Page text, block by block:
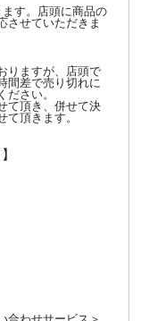
す。店頭に商品の
させていただきま
りますが、店頭で
間差で売り切れに
ださい。
て頂き、併せて決
て頂きます。